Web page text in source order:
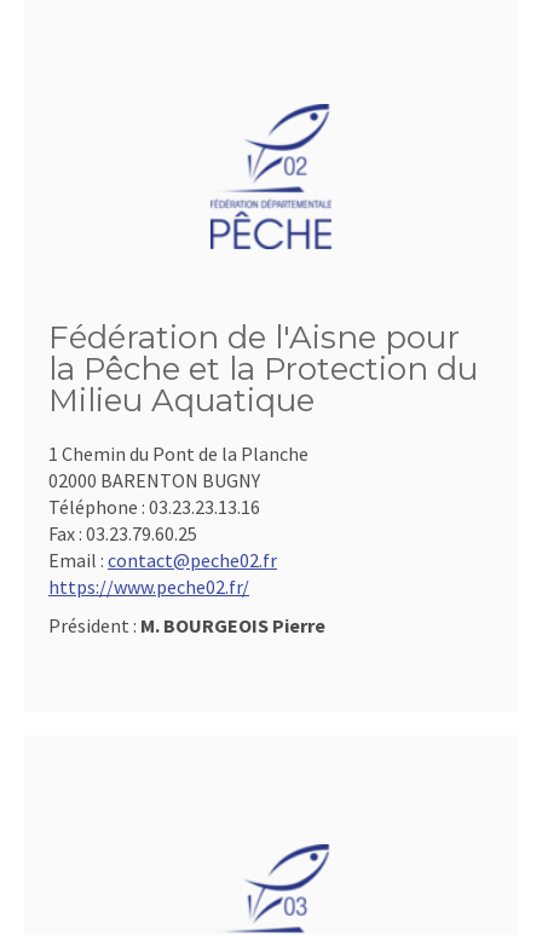
Fédération de l'Aisne pour
la Pêche et la Protection du
Milieu Aquatique
1 Chemin du Pont de la Planche
02000 BARENTON BUGNY
Téléphone : 03.23.23.13.16
Fax : 03.23.79.60.25
Email : contact@peche02.fr
https://www.peche02.fr/
Président : M. BOURGEOIS Pierre